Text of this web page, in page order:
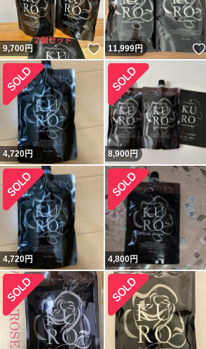
9,700円 いいね！
11,999円
4,720円 8,900円
4,720円 4,800円